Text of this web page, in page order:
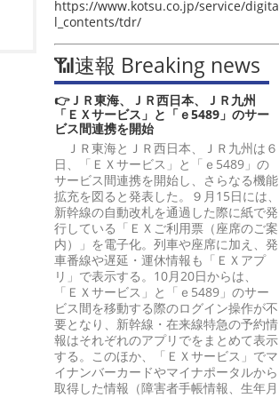
https://www.kotsu.co.jp/service/digita
l_contents/tdr/
📶速報 Breaking news
👉ＪＲ東海、ＪＲ西日本、ＪＲ九州
「ＥＸサービス」と「ｅ5489」のサー
ビス間連携を開始
ＪＲ東海とＪＲ西日本、ＪＲ九州は６
日、「ＥＸサービス」と「ｅ5489」の
サービス間連携を開始し、さらなる機能
拡充を図ると発表した。９月15日には、
新幹線の自動改札を通過した際に紙で発
行している「ＥＸご利用票（座席のご案
内）」を電子化。列車や座席に加え、発
車番線や遅延・運休情報も「ＥＸアプ
リ」で表示する。10月20日からは、
「ＥＸサービス」と「ｅ5489」のサー
ビス間を移動する際のログイン操作が不
要となり、新幹線・在来線特急の予約情
報はそれぞれのアプリでをまとめて表示
する。このほか、「ＥＸサービス」でマ
イナンバーカードやマイナポータルから
取得した情報（障害者手帳情報、生年月